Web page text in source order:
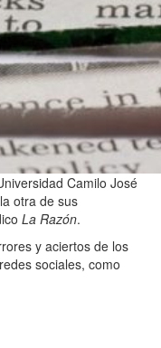
Camilo José
otra de sus
La Razón.
y aciertos de los
sociales, como